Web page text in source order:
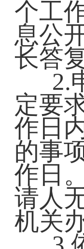
个工
息公
长答
2.
定要
作日
的事
作日
请人
机关